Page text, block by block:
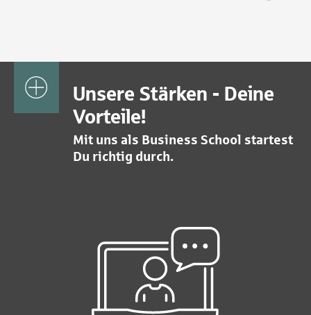
Unsere Stärken - Deine
Vorteile!
Mit uns als Business School startest
Du richtig durch.